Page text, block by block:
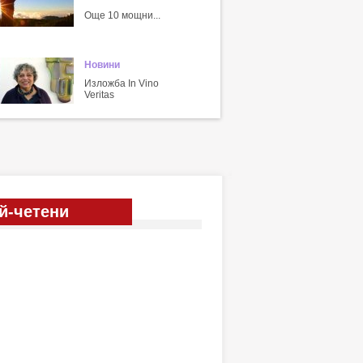
Още 10 мощни...
Новини
Изложба In Vino
Veritas
четени